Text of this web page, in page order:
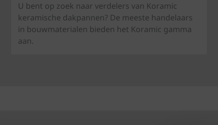
U bent op zoek naar verdelers van Koramic
keramische dakpannen? De meeste handelaars
in bouwmaterialen bieden het Koramic gamma
aan.